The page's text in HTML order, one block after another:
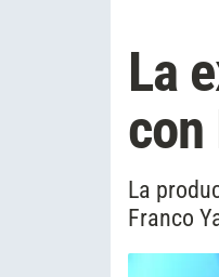
La
con
La
Franco